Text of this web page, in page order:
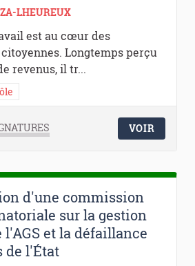
LHEUREUX
est au cœur des
Longtemps perçu
revenus, il tr...
VOIR
d'une commission
sur la gestion
et la défaillance
de l'État